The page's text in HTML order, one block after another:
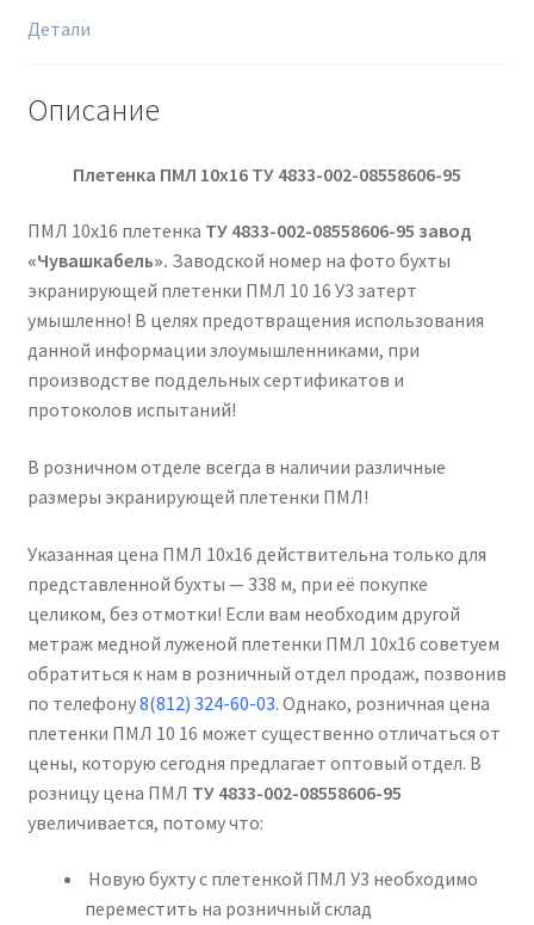
Детали
Описание
Плетенка ПМЛ 10х16 ТУ 4833-002-08558606-95
ПМЛ 10х16 плетенка ТУ 4833-002-08558606-95 завод
«Чувашкабель». Заводской номер на фото бухты
экранирующей плетенки ПМЛ 10 16 У3 затерт
умышленно! В целях предотвращения использования
данной информации злоумышленниками, при
производстве поддельных сертификатов и
протоколов испытаний!
В розничном отделе всегда в наличии различные
размеры экранирующей плетенки ПМЛ!
Указанная цена ПМЛ 10х16 действительна только для
представленной бухты — 338 м, при её покупке
целиком, без отмотки! Если вам необходим другой
метраж медной луженой плетенки ПМЛ 10х16 советуем
обратиться к нам в розничный отдел продаж, позвонив
по телефону8(812) 324-60-03. Однако, розничная цена
плетенки ПМЛ 10 16 может существенно отличаться от
цены, которую сегодня предлагает оптовый отдел. В
розницу цена ПМЛ ТУ 4833-002-08558606-95
увеличивается, потому что:
Новую бухту с плетенкой ПМЛ У3 необходимо
переместить на розничный склад